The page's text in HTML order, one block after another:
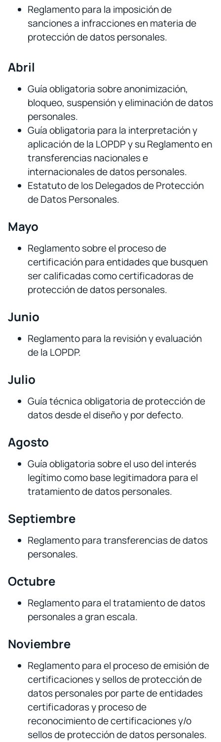
Reglamento para la imposición de
sanciones a infracciones en materia de
protección de datos personales.
Abril
Guía obligatoria sobre anonimización,
bloqueo, suspensión y eliminación de datos
personales.
Guía obligatoria para la interpretación y
aplicación de la LOPDP y su Reglamento en
transferencias nacionales e
internacionales de datos personales.
Estatuto de los Delegados de Protección
de Datos Personales.
Mayo
Reglamento sobre el proceso de
certificación para entidades que busquen
ser calificadas como certificadoras de
protección de datos personales.
Junio
Reglamento para la revisión y evaluación
de la LOPDP.
Julio
Guía técnica obligatoria de protección de
datos desde el diseño y por defecto.
Agosto
Guía obligatoria sobre el uso del interés
legítimo como base legitimadora para el
tratamiento de datos personales.
Septiembre
Reglamento para transferencias de datos
personales.
Octubre
Reglamento para el tratamiento de datos
personales a gran escala.
Noviembre
Reglamento para el proceso de emisión de
certificaciones y sellos de protección de
datos personales por parte de entidades
certificadoras y proceso de
reconocimiento de certificaciones y/o
sellos de protección de datos personales.